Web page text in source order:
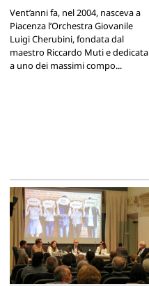
Vent’anni fa, nel 2004, nasceva a
Piacenza l’Orchestra Giovanile
Luigi Cherubini, fondata dal
maestro Riccardo Muti e dedicata
a uno dei massimi compo...